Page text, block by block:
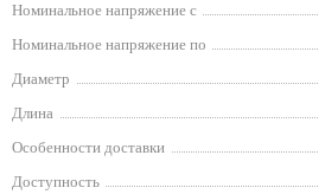
Номинальное напряжение с
Номинальное напряжение по
Диаметр
Длина
Особенности доставки
Доступность